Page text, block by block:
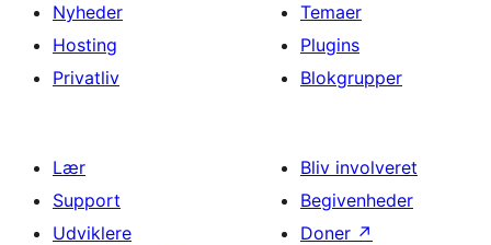
Nyheder
Hosting
Privatliv
Temaer
Plugins
Blokgrupper
Lær
Support
Udviklere
Bliv involveret
Begivenheder
Doner ↗